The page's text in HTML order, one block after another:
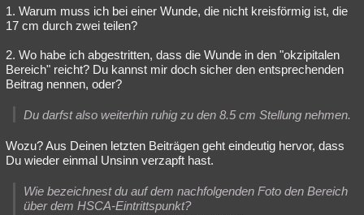
1. Warum muss ich bei einer Wunde, die nicht kreisförmig ist, die
17 cm durch zwei teilen?
2. Wo habe ich abgestritten, dass die Wunde in den "okzipitalen
Bereich" reicht? Du kannst mir doch sicher den entsprechenden
Beitrag nennen, oder?
Du darfst also weiterhin ruhig zu den 8.5 cm Stellung nehmen.
Wozu? Aus Deinen letzten Beiträgen geht eindeutig hervor, dass
Du wieder einmal Unsinn verzapft hast.
Wie bezeichnest du auf dem nachfolgenden Foto den Bereich
über dem HSCA-Eintrittspunkt?